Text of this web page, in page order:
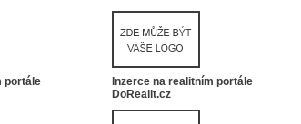
portále
Inzerce na realitním portále
DoRealit.cz